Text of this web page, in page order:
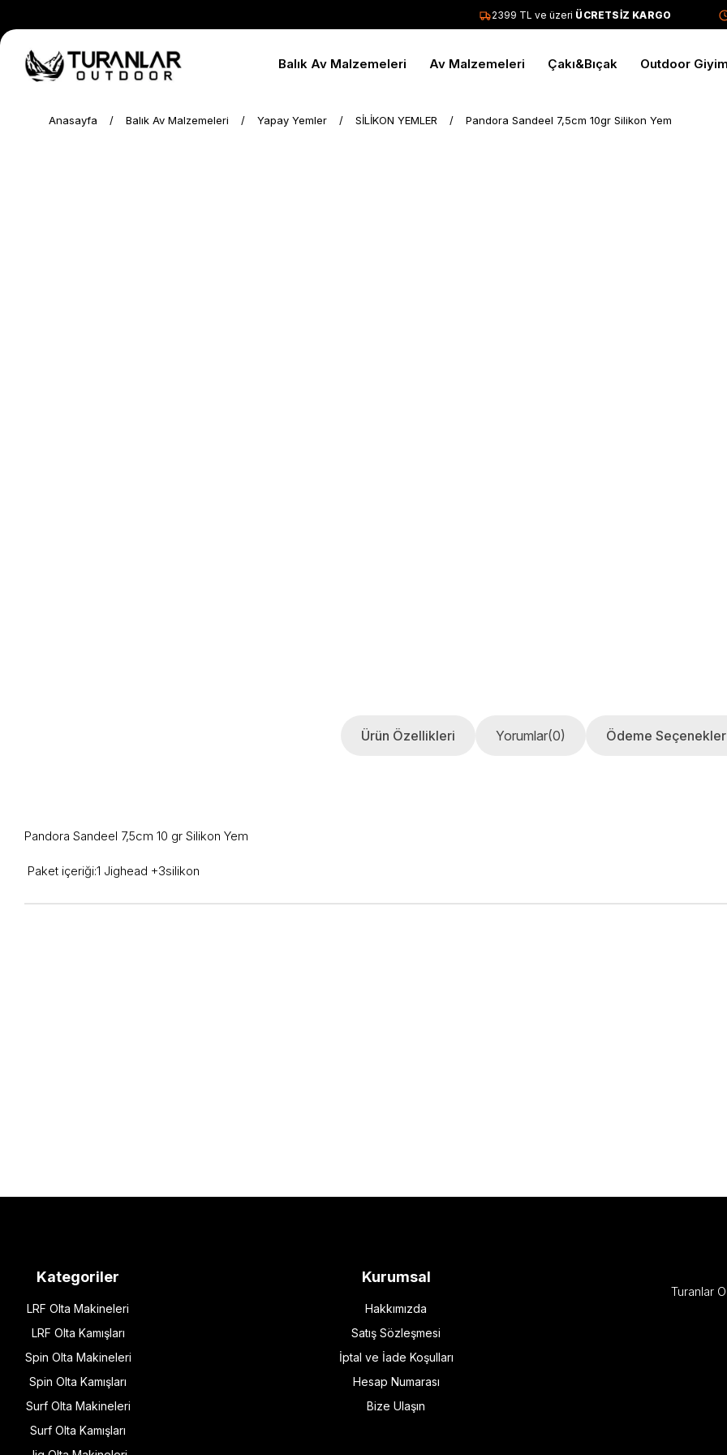
2399 TL ve üzeriÜCRETSİZ KARGO
Balık Av Malzemeleri Av Malzemeleri Çakı&Bıçak Outdoor
Anasayfa Balık Av Malzemeleri Yapay Yemler SİLİKON YEMLER Pandora Sandeel 7,5cm 10gr Silikon Yem
Ürün Özellikleri Yorumlar(0) Ödeme
Pandora Sandeel 7,5cm 10 gr Silikon Yem
Paket içeriği:1 Jighead +3silikon
Kategoriler
LRF Olta Makineleri
LRF Olta Kamışları
Spin Olta Makineleri
Spin Olta Kamışları
Surf Olta Makineleri
Surf Olta Kamışları
Kurumsal
Hakkımızda
Satış Sözleşmesi
İptal ve İade Koşulları
Hesap Numarası
Bize Ulaşın
Turanlar